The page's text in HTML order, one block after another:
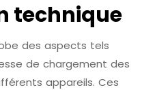
technique
des aspects tels
de chargement des
appareils. Ces